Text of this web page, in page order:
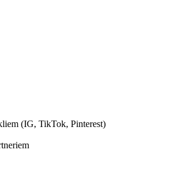
(IG, TikTok, Pinterest)